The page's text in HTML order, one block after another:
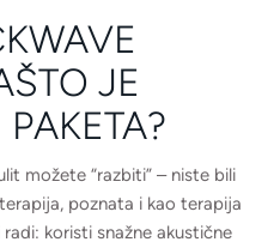
JE
možete “razbiti” – niste bili
poznata i kao terapija
koristi snažne akustične